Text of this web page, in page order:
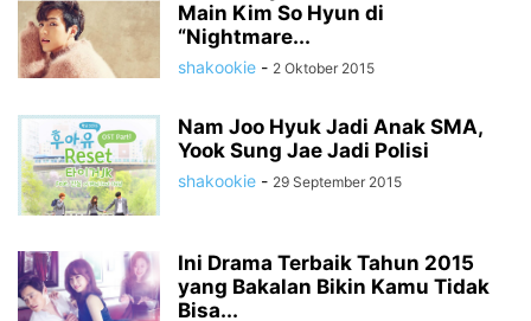
Main Kim So Hyun di
“Nightmare...
shakookie - 2 Oktober 2015
Nam Joo Hyuk Jadi Anak SMA,
Yook Sung Jae Jadi Polisi
shakookie - 29 September 2015
Ini Drama Terbaik Tahun 2015
yang Bakalan Bikin Kamu Tidak
Bisa...